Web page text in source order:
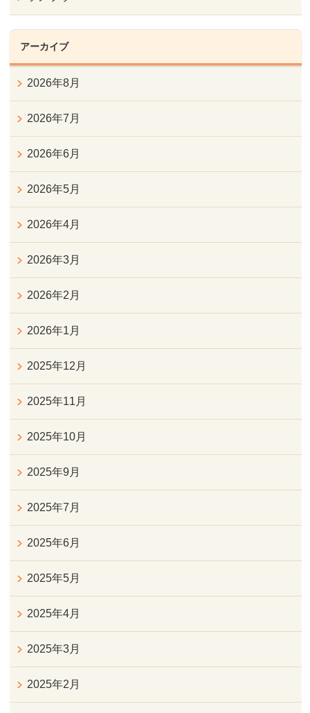
アーカイブ
2026年8月
2026年7月
2026年6月
2026年5月
2026年4月
2026年3月
2026年2月
2026年1月
2025年12月
2025年11月
2025年10月
2025年9月
2025年7月
2025年6月
2025年5月
2025年4月
2025年3月
2025年2月